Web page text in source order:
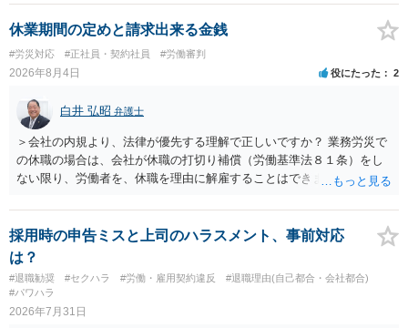
務上よくあるからといって当然に適法という意味ではなく、実際の損
害との対応関係や合理性が重要です。 ・違約金に上限がなくても、常
に有効になるわけではありません。契約が労働契約に近い実態なら労
基法16条で無効となる余地があり、そうでなくても、金額が事務所の
損害と比べて過大なら無効や減額が争点になります。 ・契約前の修正
交渉は一般的です。 交渉の方向としては、上限額を設ける、実損害ベ
ースにする、算定根拠を明確化する、違約金ではなく「合理的な実
費・未回収費用のみ」に限定する、などが典型です。 ・弁護士に契約
前に契約書の内容をレビューしてもらう価値は十分にあると思われま
す。 争点は、契約類型が雇用か業務委託か、実態として労働者性があ
るか、解除事由が双方にどう定められているか、違約金の算定根拠が
合理的か、という複数論点に分かれます。契約前なら、交渉のパワー
バランスの問題もありますが、修正余地があるうえ、後から争うより
コストを抑えやすいので、資料等を持参の上弁護士に確認されること
をお勧めします。 ・事務所側の解除でも、解除理由によってはタレン
ト側に損害賠償が発生する建付けになっていることはあります。ただ
し、事務所側が一方的に解除したのにタレントへ違約金を課す設計
は、合理性や対価性を欠くとして争いやすいです。逆に、タレント側
休業期間の定めと請求出来る金銭
#労災対応 #正社員・契約社員 #労働審判
2026年8月4日 役にたった 2
白井 弘昭 弁護士
＞会社の内規より、法律が優先する理解で正しいですか？ 業務労災で
の休職の場合は、会社が休職の打切り補償（労働基準法８１条）をし
ない限り、労働者を、休職を理由に解雇することはできません（労働
期間満了による退職は、業務労災への適用はありませんので、ご安心
ください。 仮に会社が打切り補償をせずに解雇した場合は、不当解雇
に当たります。 ＞労災の休業補償と、所得補償保険の保険金とは別
に、受け取れる金銭はありますでしょうか？ 業務労災の場合は、会社
の安全配慮義務違反が認められると解されますので、会社の損害賠償
責任（治療費、通院慰謝料、入院費、入院慰謝料、後遺障害慰謝料、
採用時の申告ミスと上司のハラスメント、事前対応
は？
#退職勧奨 #セクハラ #労働・雇用契約違反
#退職理由(自己都合・会社都合)
#パワハラ
2026年7月31日